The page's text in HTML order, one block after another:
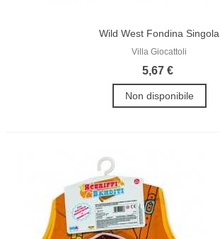
Wild West Fondina Singola
Villa Giocattoli
5,67 €
Non disponibile